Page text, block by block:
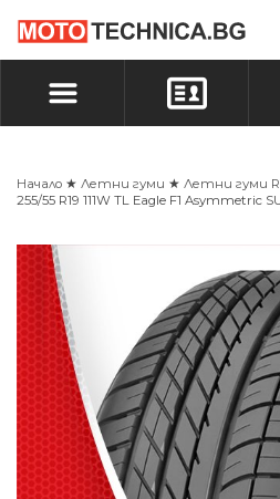
ВХОД
БЪРЗА ПОРЪЧКА ПОРЪЧКА
Начало ★ Летни гуми ★ Летни гуми
255/55 R19 111W TL Eagle F1 Asymmetric